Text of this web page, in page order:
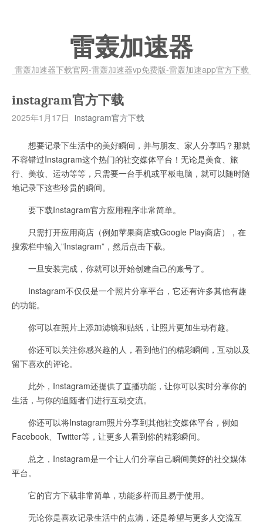
雷轰加速器
雷轰加速器下载官网-雷轰加速器vp免费版-雷轰加速app官方下载
instagram官方下载
2025年1月17日 instagram官方下载
想要记录下生活中的美好瞬间，并与朋友、家人分享吗？那就
不容错过Instagram这个热门的社交媒体平台！无论是美食、旅
行、美妆、运动等等，只需要一台手机或平板电脑，就可以随时随
地记录下这些珍贵的瞬间。
要下载Instagram官方应用程序非常简单。
只需打开应用商店（例如苹果商店或Google Play商店），在
搜索栏中输入”Instagram”，然后点击下载。
一旦安装完成，你就可以开始创建自己的账号了。
Instagram不仅仅是一个照片分享平台，它还有许多其他有趣
的功能。
你可以在照片上添加滤镜和贴纸，让照片更加生动有趣。
你还可以关注你感兴趣的人，看到他们的精彩瞬间，互动以及
留下喜欢的评论。
此外，Instagram还提供了直播功能，让你可以实时分享你的
生活，与你的追随者们进行互动交流。
你还可以将Instagram照片分享到其他社交媒体平台，例如
Facebook、Twitter等，让更多人看到你的精彩瞬间。
总之，Instagram是一个让人们分享自己瞬间美好的社交媒体
平台。
它的官方下载非常简单，功能多样而且易于使用。
无论你是喜欢记录生活中的点滴，还是希望与更多人交流互